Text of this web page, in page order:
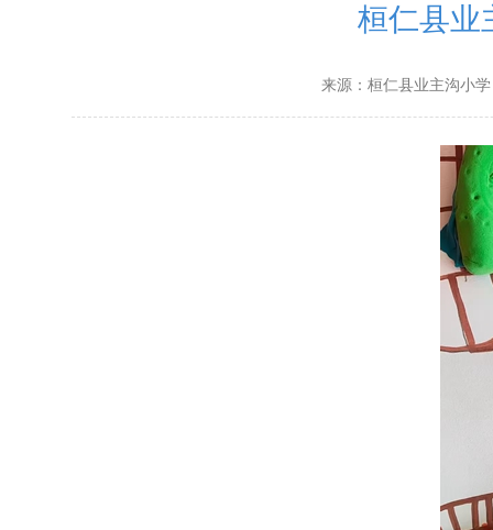
桓仁县业
来源：桓仁县业主沟小